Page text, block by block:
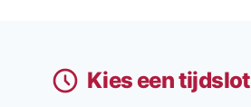
Kies een tijdslot